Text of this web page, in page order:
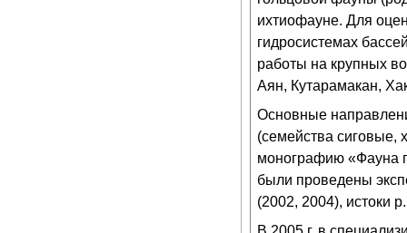
ихтиофауне. Для
гидросистемах
работы на крупных
Аян, Кутарамакан,
Основные
(семейства
монографию «Фауна
были проведены
(2002, 2004), истоки